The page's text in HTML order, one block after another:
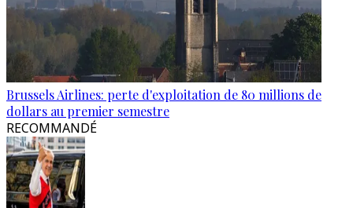
Brussels Airlines: perte d'exploitation de 80 millions de
dollars au premier semestre
RECOMMANDÉ